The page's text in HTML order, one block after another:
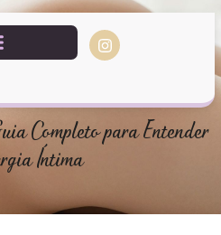
Completo para Entender
Íntima